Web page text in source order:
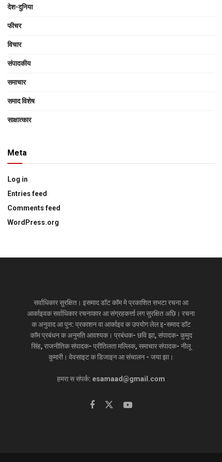
देश-दुनिया
फीचर
विचार
संपादकीय
समाचार
समाद विशेष
साक्षात्‍कार
Meta
Log in
Entries feed
Comments feed
WordPress.org
सर्वाधिकार सुरक्षित। इसमाद डॉट कॉम मे प्रकाशित सभटा रचना आ
आर्काइवक सर्वाधिकार रचनाकार आ संग्रहकर्त्ता लग सुरक्षित अछि। रचना
क अनुवाद आ पुन: प्रकाशन वा आर्काइव क उपयोग लेल इ-समाद डॉट
कॉम प्रबंधन क अनुमति आवश्यक। प्रबंधक- छवि झा, संपादक- कुमुद
सिंह, राजनीतिक संपादक- प्रीतिलता मल्लिक, समाचार संपादक- नीलू
कुमारी। वेवसाइट क डिजाइन आ संचालन - जया झा।
हमरा स संपर्क: esamaad@gmail.com